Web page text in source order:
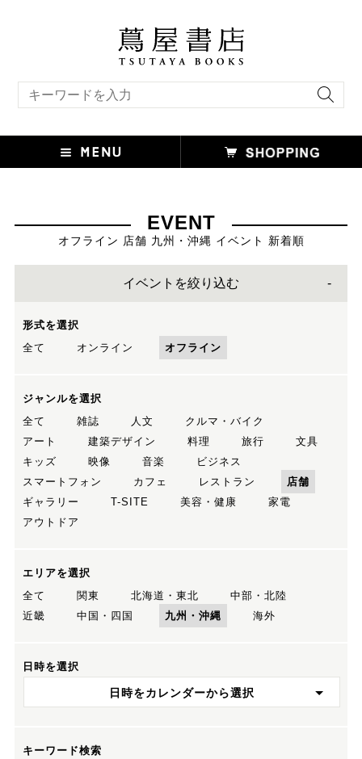
EVENT
オフライン 店舗 九州・沖縄 イベント 新着順
イベントを絞り込む
形式を選択
全て
オンライン オフライン
ジャンルを選択
全て
雑誌 人文
クルマ・バイク
アート
建築デザイン 料理 旅行
文具
キッズ
映像 音楽
ビジネス
スマートフォン
カフェ レストラン
店舗
ギャラリー
T-SITE 美容・健康
家電
アウトドア
エリアを選択
全て
関東 北海道・東北
中部・北陸
近畿
中国・四国 九州・沖縄 海外
日時を選択
日時をカレンダーから選択
キーワード検索